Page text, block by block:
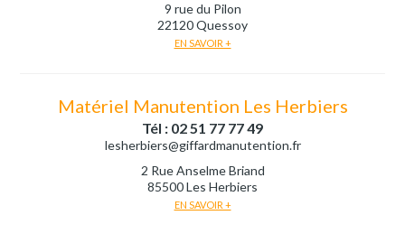
9 rue du Pilon
22120 Quessoy
EN SAVOIR +
Matériel Manutention Les Herbiers
Tél : 02 51 77 77 49
lesherbiers@giffardmanutention.fr
2 Rue Anselme Briand
85500 Les Herbiers
EN SAVOIR +